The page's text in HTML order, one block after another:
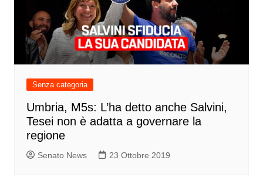
Senza categoria
Umbria, M5s: L’ha detto anche Salvini,
Tesei non è adatta a governare la
regione
Senato News 23 Ottobre 2019